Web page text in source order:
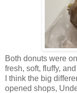
Both donuts were
fresh, soft, fluffy,
I think the big
opened shops,